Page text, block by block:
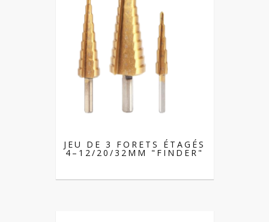
JEU DE 3 FORETS ÉTAGÉS
4–12/20/32MM "FINDER"